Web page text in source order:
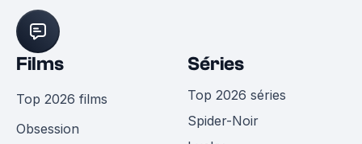
Films
Top 2026 films
Obsession
Séries
Top 2026 séries
Spider-Noir